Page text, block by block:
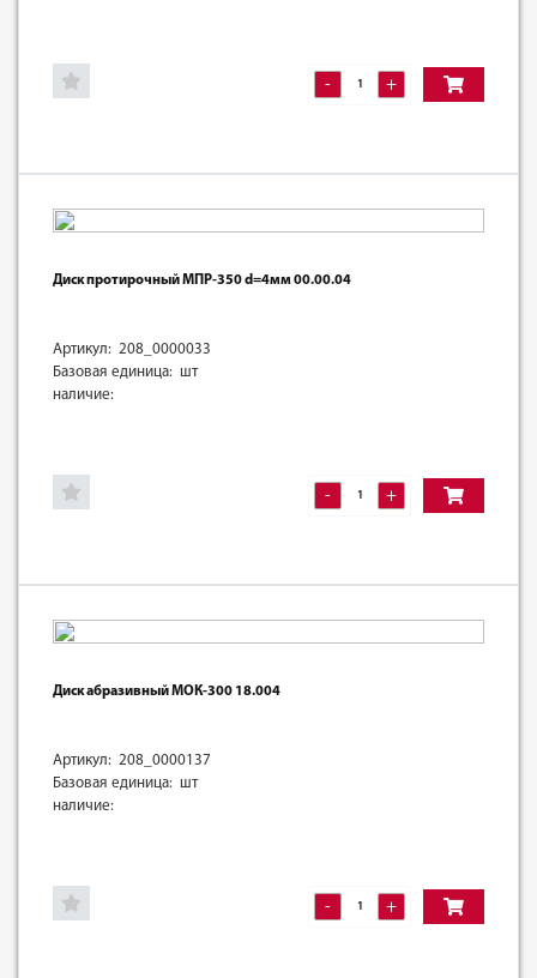
- +
Диск протирочный МПР-350 d=4мм 00.00.04
Артикул: 208_0000033
Базовая единица: шт
наличие:
- +
Диск абразивный МОК-300 18.004
Артикул: 208_0000137
Базовая единица: шт
наличие:
- +